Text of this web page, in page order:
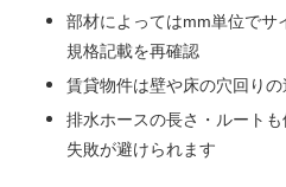
部材によってはmm単位でサ
規格記載を再確認
賃貸物件は壁や床の穴回り
排水ホースの長さ・ルート
失敗が避けられます